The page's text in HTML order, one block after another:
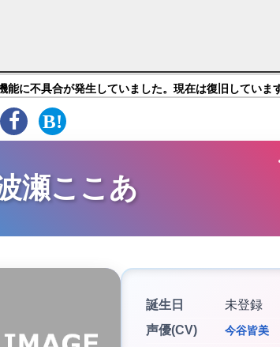
能に不具合が発生していました。現在は復旧していま
瀬ここあ
誕生日
未登録
声優(CV)
今谷皆美